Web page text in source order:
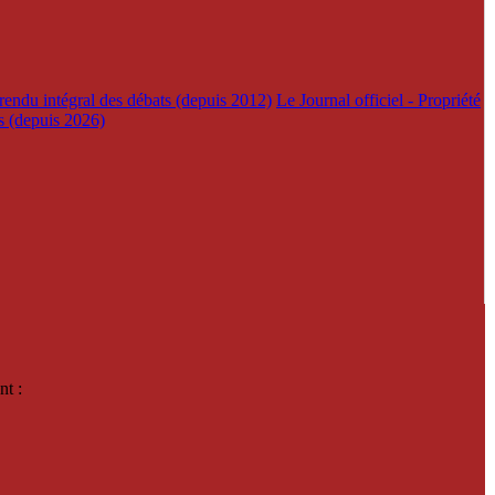
intégral des débats (depuis 2012) Le Journal officiel - Propriété
(depuis 2026)
: